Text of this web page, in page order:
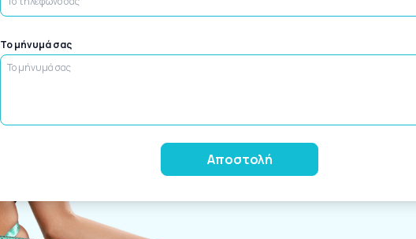
Το μήνυμά σας